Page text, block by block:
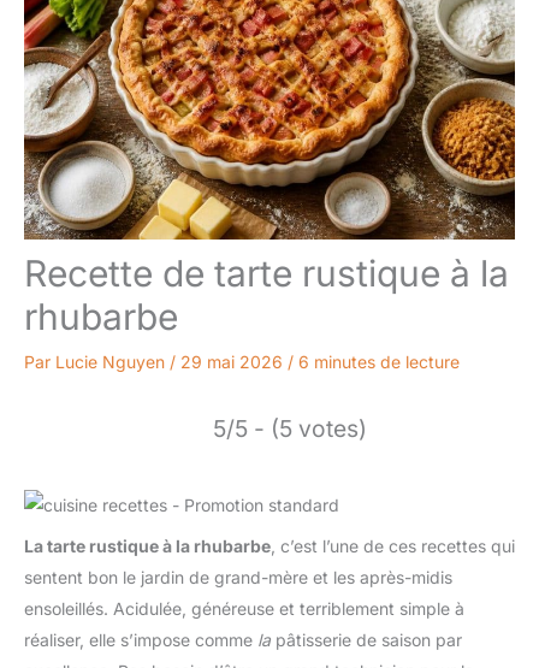
Recette de tarte rustique à la
rhubarbe
Par Lucie Nguyen / 29 mai 2026 / 6 minutes de lecture
5/5 - (5 votes)
La tarte rustique à la rhubarbe , c’est l’une de ces recettes qui
sentent bon le jardin de grand-mère et les après-midis
ensoleillés. Acidulée, généreuse et terriblement simple à
réaliser, elle s’impose comme la pâtisserie de saison par